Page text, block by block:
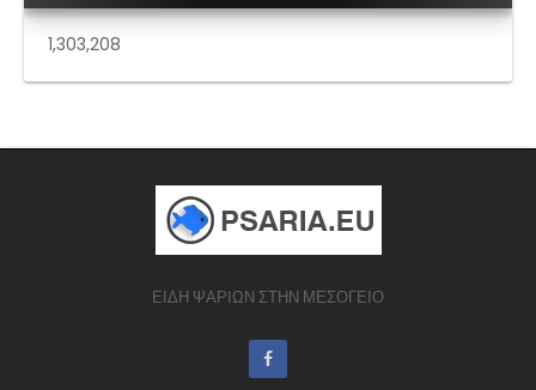
1,303,208
ΕΙΔΗ ΨΑΡΙΩΝ ΣΤΗΝ ΜΕΣΟΓΕΙΟ